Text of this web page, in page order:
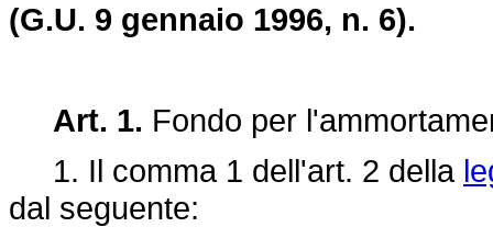
(G.U. 9 gennaio 1996, n. 6).
Art. 1. Fondo per
1. Il comma 1 dell'art. 2 della
dal seguente: